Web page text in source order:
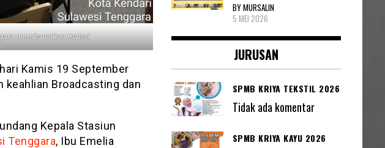
membawakan materi
Kamis 19 September
keahlian Broadcasting dan
Kepala Stasiun
Tenggara, Ibu Emelia
BY MURSALIN
5 MEI 2026
JURUSAN
SPMB KRIYA TEKSTIL 2026
Tidak ada komentar
SPMB KRIYA KAYU 2026